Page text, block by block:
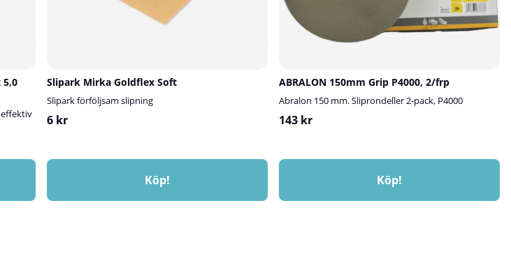
5,0
effektiv
Slipark Mirka Goldflex Soft
Slipark förföljsam slipning
6 kr
Köp!
ABRALON 150mm Grip P4000, 2/frp
Abralon 150 mm. Sliprondeller 2-pack, P4000
143 kr
Köp!